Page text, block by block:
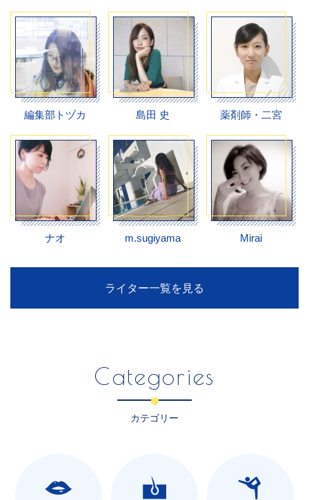
編集部トヅカ 島田 史 薬剤師・二宮
ナオ m.sugiyama Mirai
ライター一覧を見る
Categories
カテゴリー